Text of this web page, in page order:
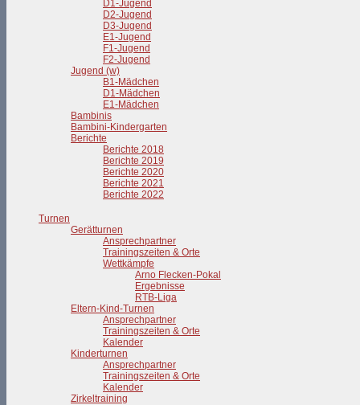
D1-Jugend
D2-Jugend
D3-Jugend
E1-Jugend
F1-Jugend
F2-Jugend
Jugend (w)
B1-Mädchen
D1-Mädchen
E1-Mädchen
Bambinis
Bambini-Kindergarten
Berichte
Berichte 2018
Berichte 2019
Berichte 2020
Berichte 2021
Berichte 2022
Turnen
Gerätturnen
Ansprechpartner
Trainingszeiten & Orte
Wettkämpfe
Arno Flecken-Pokal
Ergebnisse
RTB-Liga
Eltern-Kind-Turnen
Ansprechpartner
Trainingszeiten & Orte
Kalender
Kinderturnen
Ansprechpartner
Trainingszeiten & Orte
Kalender
Zirkeltraining